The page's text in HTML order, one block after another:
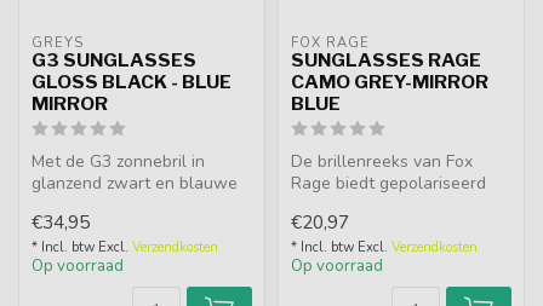
GREYS
G3 SUNGLASSES
GLOSS BLACK - BLUE
MIRROR
Met de G3 zonnebril in
glanzend zwart en blauwe
verzek...
€34,95
* Incl. btw Excl. Verzendkosten
Op voorraad
FOX RAGE
SUNGLASSES RAGE
CAMO GREY-MIRROR
BLUE
De brillenreeks van Fox
Rage biedt gepolariseerd
verpakk...
€20,97
* Incl. btw Excl. Verzendkosten
Op voorraad